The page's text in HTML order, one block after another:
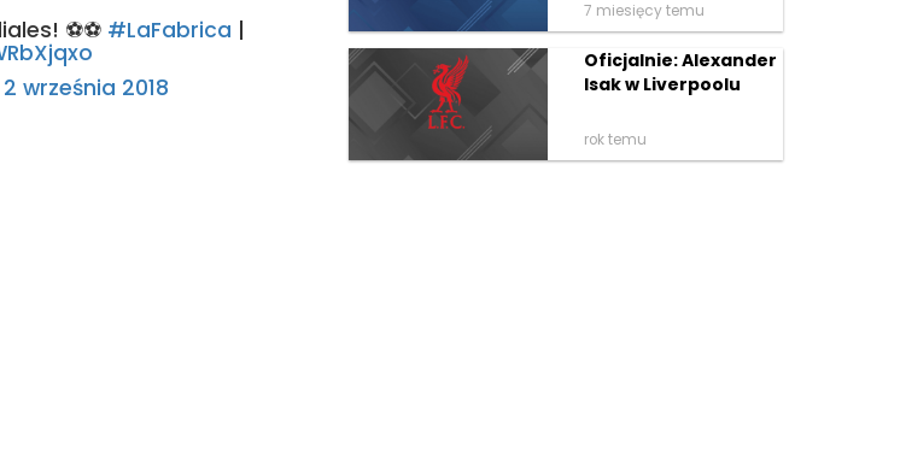
⚽⚽ #LaFabrica |
2 września 2018
7 miesięcy temu
Oficjalnie: Alexander
Isak w Liverpoolu
rok temu